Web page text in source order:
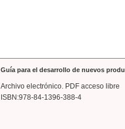
Guía para el desarrollo de nuevos
Archivo electrónico. PDF acceso libre
ISBN:978-84-1396-388-4